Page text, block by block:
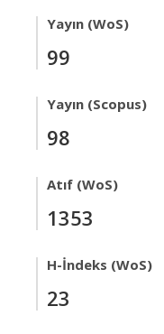
Yayın (WoS)
99
Yayın (Scopus)
98
Atıf (WoS)
1353
H-İndeks (WoS)
23